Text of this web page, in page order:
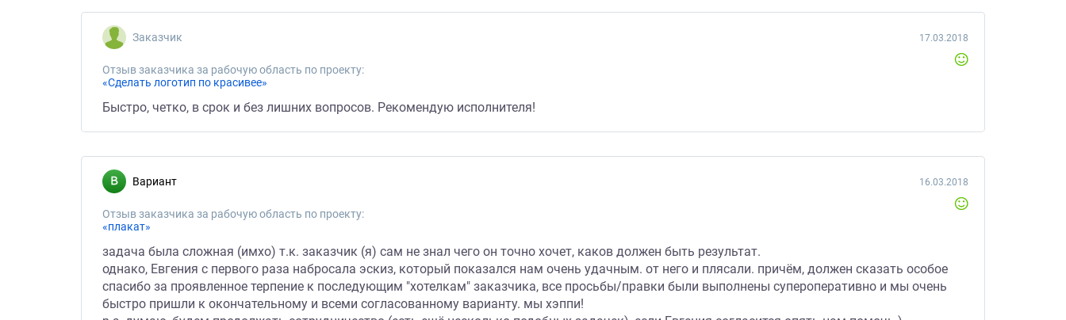
Заказчик
Отзыв заказчика за рабочую область по проекту:
«Сделать логотип по красивее»
17.03.2018
Быстро, четко, в срок и без лишних вопросов. Рекомендую исполнителя!
Вариант
Отзыв заказчика за рабочую область по проекту:
«плакат»
16.03.2018
задача была сложная (имхо) т.к. заказчик (я) сам не знал чего он точно хочет, каков должен быть результат.
однако, Евгения с первого раза набросала эскиз, который показался нам очень удачным. от него и плясали. причём, должен сказать особое
спасибо за проявленное терпение к последующим "хотелкам" заказчика, все просьбы/правки были выполнены супероперативно и мы очень
быстро пришли к окончательному и всеми согласованному варианту. мы хэппи!